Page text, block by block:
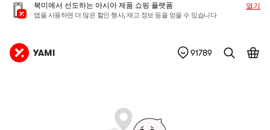
북미에서 선도하는 아시아 제품 쇼핑 플랫폼
앱을 사용하면 더 많은 할인 행사, 재고 정보 등을 얻을 수 있습니다
열기
91789